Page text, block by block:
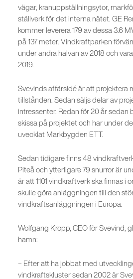
vägar, kranuppställningsytor,
ställverk för det interna nätet. GE
kommer leverera 179 av dessa 3.6
på 137 meter. Vindkraftparken
under andra halvan av 2018 och
2019.
Svevinds affärsidé är att projektera
tillstånden. Sedan säljs delar av
intressenter. Redan för 20 år sedan
skissa på projektet och har under
uvecklat Markbygden ETT.
Sedan tidigare finns 48
Piteå och ytterligare 79 snurror är
är att 1101 vindkraftverk ska finnas i
skulle göra anläggningen till den
vindkraftsanläggningen i Europa.
Wolfgang Kropp, CEO för Svevind,
hamn:
– Efter att ha jobbat med
vindkraftskluster sedan 2002 är